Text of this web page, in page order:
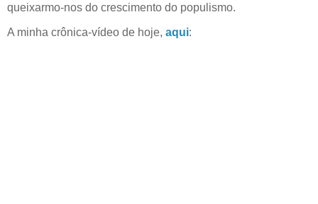
queixarmo-nos do crescimento do populismo.
A minha crônica-vídeo de hoje, aqui: